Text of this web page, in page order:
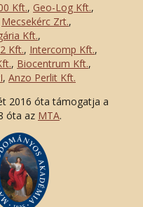
Kft., Geo-Log Kft.,
Mecsekérc Zrt.,
Kft.,
Kft., Intercomp Kft.,
, Biocentrum Kft.,
, Anzo Perlit Kft.
2016 óta támogatja a
óta az MTA.